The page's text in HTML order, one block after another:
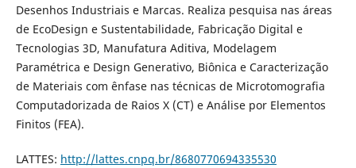
Desenhos Industriais e Marcas. Realiza pesquisa nas áreas
de EcoDesign e Sustentabilidade, Fabricação Digital e
Tecnologias 3D, Manufatura Aditiva, Modelagem
Paramétrica e Design Generativo, Biônica e Caracterização
de Materiais com ênfase nas técnicas de Microtomografia
Computadorizada de Raios X (CT) e Análise por Elementos
Finitos (FEA).
LATTES: http://lattes.cnpq.br/8680770694335530